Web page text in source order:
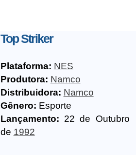
Top Striker
Plataforma: NES
Produtora: Namco
Distribuidora: Namco
Gênero: Esporte
Lançamento: 22 de Outubro
de 1992